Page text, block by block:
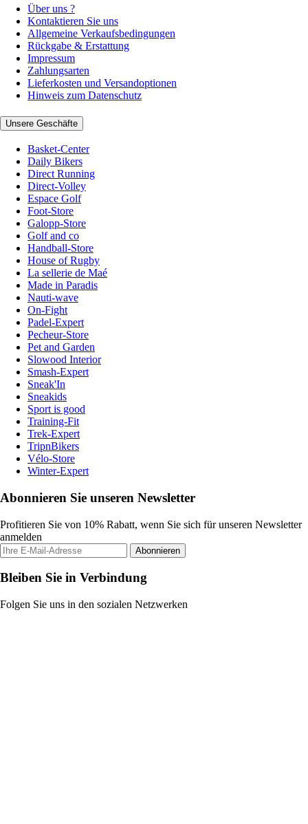
Über uns ?
Kontaktieren Sie uns
Allgemeine Verkaufsbedingungen
Rückgabe & Erstattung
Impressum
Zahlungsarten
Lieferkosten und Versandoptionen
Hinweis zum Datenschutz
Unsere Geschäfte
Basket-Center
Daily Bikers
Direct Running
Direct-Volley
Espace Golf
Foot-Store
Galopp-Store
Golf and co
Handball-Store
House of Rugby
La sellerie de Maé
Made in Paradis
Nauti-wave
On-Fight
Padel-Expert
Pecheur-Store
Pet and Garden
Slowood Interior
Smash-Expert
Sneak'In
Sneakids
Sport is good
Training-Fit
Trek-Expert
TripnBikers
Vélo-Store
Winter-Expert
Abonnieren Sie unseren Newsletter
Profitieren Sie von 10% Rabatt, wenn Sie sich für unseren Newsletter
anmelden
Abonnieren
Bleiben Sie in Verbindung
Folgen Sie uns in den sozialen Netzwerken